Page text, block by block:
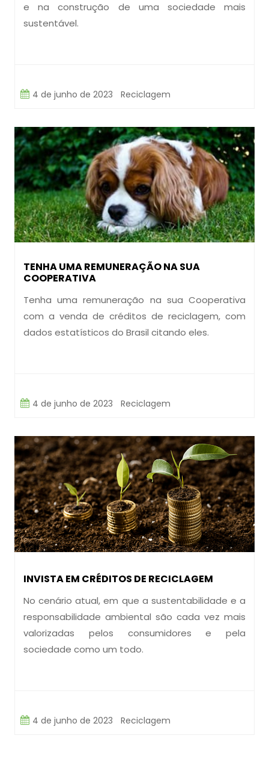
e na construção de uma sociedade mais
sustentável.
4 de junho de 2023 Reciclagem
TENHA UMA REMUNERAÇÃO NA SUA
COOPERATIVA
Tenha uma remuneração na sua Cooperativa
com a venda de créditos de reciclagem, com
dados estatísticos do Brasil citando eles.
4 de junho de 2023 Reciclagem
INVISTA EM CRÉDITOS DE RECICLAGEM
No cenário atual, em que a sustentabilidade e a
responsabilidade ambiental são cada vez mais
valorizadas pelos consumidores e pela
sociedade como um todo.
4 de junho de 2023 Reciclagem